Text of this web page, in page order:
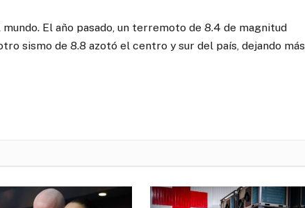
El año pasado, un terremoto de 8.4 de magnitud
sismo de 8.8 azotó el centro y sur del país, dejando más